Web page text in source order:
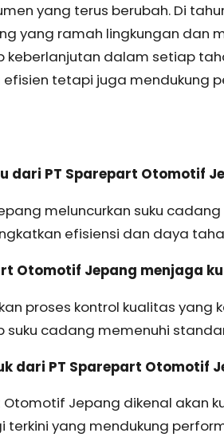
yang terus berubah. Di
yang ramah lingkungan dan
keberlanjutan dalam setiap
tetapi juga mendukung
dari PT Sparepart Otomotif
meluncurkan suku
efisiensi dan daya
Otomotif Jepang menjaga
proses kontrol kualitas
suku cadang memenuhi
dari PT Sparepart Otomotif
Otomotif Jepang dikenal akan
terkini yang mendukung